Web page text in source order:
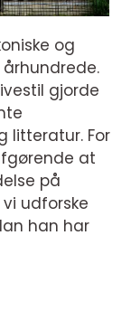
og
gjorde
litteratur. For
at
på
udforske
han har